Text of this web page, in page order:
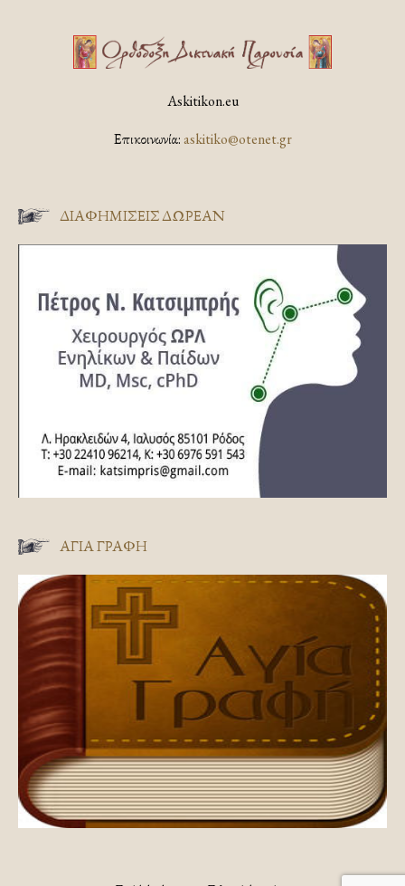
Askitikon.eu
Επικοινωνία:askitiko@otenet.gr
ΔΙΑΦΗΜΊΣΕΙΣ ΔΩΡΕΆΝ
ΑΓΊΑ ΓΡΑΦΉ